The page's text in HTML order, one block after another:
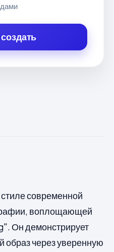
современной
воплощающей
Он демонстрирует
образ через уверенную